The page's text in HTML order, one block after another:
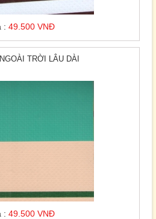
: 49.500 VNĐ
TRỜI LÂU DÀI
: 49.500 VNĐ